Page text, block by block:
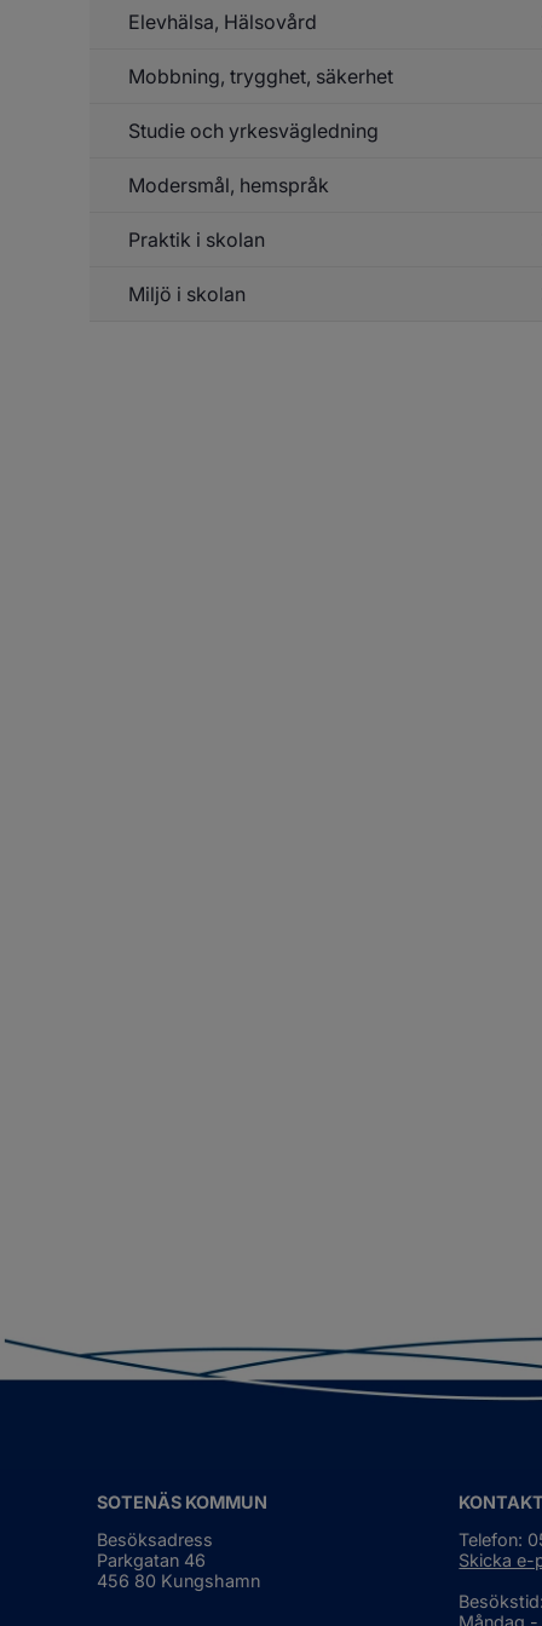
Elevhälsa, Hälsovård
Mobbning, trygghet, säkerhet
Studie och yrkesvägledning
Modersmål, hemspråk
Praktik i skolan
Miljö i skolan
SOTENÄS KOMMUN
Besöksadress
Parkgatan 46
456 80 Kungshamn
Telefon:
Skicka e-
Besökstid: